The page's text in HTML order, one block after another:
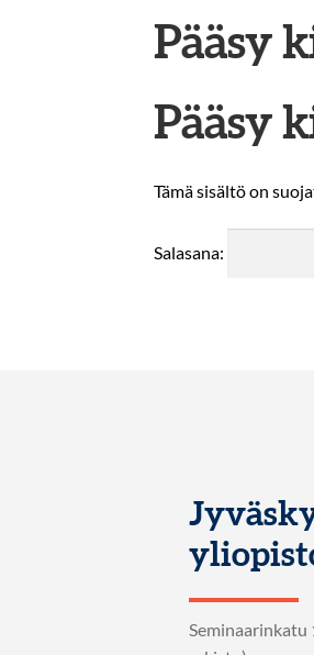
Pääsy
Pääsy
Tämä sisältö on
Salasana:
Seminaarinkatu